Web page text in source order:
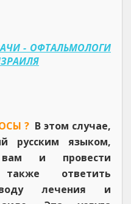
- ОФТАЛЬМОЛОГИ
?В этом случае,
русским языком,
и провести
ответить
лечения и